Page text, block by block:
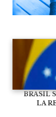
BRASIL
LA